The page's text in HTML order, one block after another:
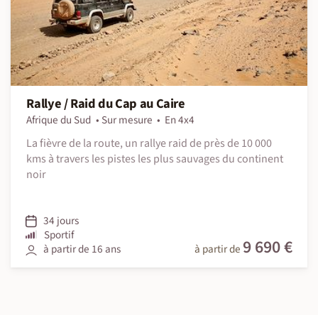
Rallye / Raid du Cap au Caire
Afrique du Sud Sur mesure
En 4x4
La fièvre de la route, un rallye raid de près de 10 000
kms à travers les pistes les plus sauvages du continent
noir
34 jours
Sportif
à partir de 16 ans
à partir de 9 690 €